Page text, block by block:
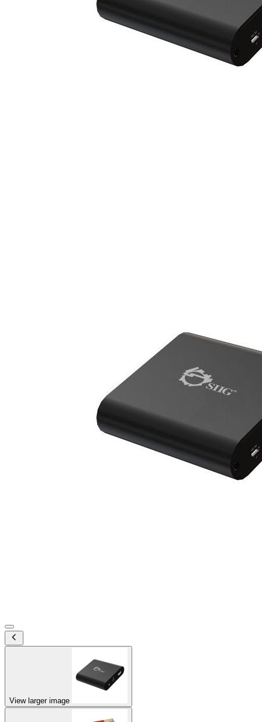
View larger image